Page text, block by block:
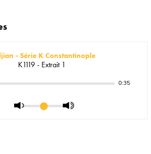
- Série K Constantinople
K1119 - Extrait 1
0:35